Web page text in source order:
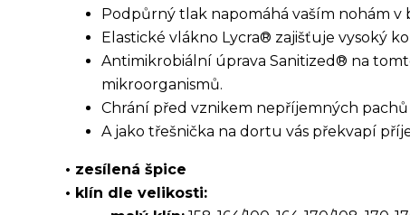
Podpůrný tlak napomáhá vaším nohám v
Elastické vlákno Lycra® zajišťuje vysoký
Antimikrobiální úprava Sanitized® na
mikroorganismů.
Chrání před vznikem nepříjemných
A jako třešnička na dortu vás překvapí
• zesílená špice
• klín dle velikosti: